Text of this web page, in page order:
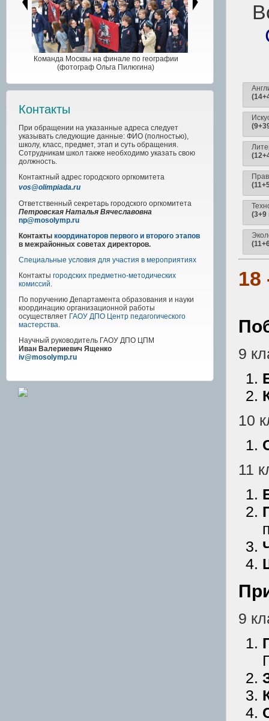
Команда Москвы на финале по географии
(фотограф Ольга Пилюгина)
Контакты
При обращении на указанные адреса следует
указывать следующие данные: ФИО (полностью),
школу, класс, предмет, этап и суть обращения.
Сотрудникам школ также необходимо указать свою
должность.
Контактный адрес городского оргкомитета
vos@olimpiada.ru
Ответственный секретарь городского оргкомитета
Петровская Наталья Вячеславовна
np@mosolymp.ru
Контакты координаторов первого и второго этапов
в межрайонных советах директоров.
Специальные условия для участия в мероприятиях
Контакты городских предметно-методических
комиссий.
По поручению Департамента образования и науки
координацию организационной работы
осуществляет ГАОУ ДПО Центр педагогического
мастерства.
Научный руководитель ГАОУ ДПО ЦПМ
Иван Валериевич Ященко
iv@mosolymp.ru
(3+9
18
9
10
11
9